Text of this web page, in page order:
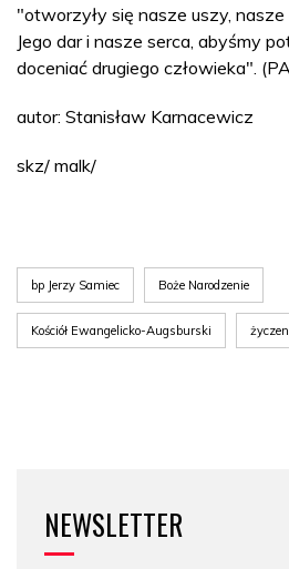
"otworzyły się nasze uszy,
Jego dar i nasze serca, abyśmy
doceniać drugiego człowieka".
autor: Stanisław Karnacewicz
skz/ malk/
bp Jerzy Samiec Boże Narodzenie
Kościół Ewangelicko-Augsburski
NEWSLETTER